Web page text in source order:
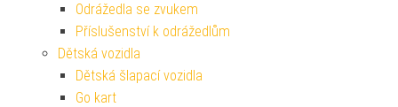
Odrážedla se zvukem
Příslušenství k odrážedlům
Dětská vozidla
Dětská šlapací vozidla
Go kart